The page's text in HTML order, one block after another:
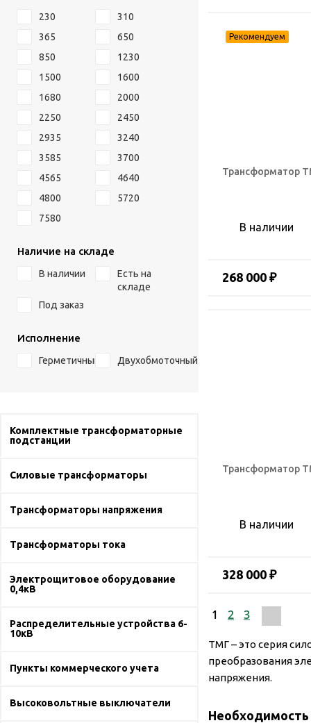
230
310
365
650
850
1230
1500
1600
1680
2000
2250
2450
2935
3240
3585
3700
4565
4640
4800
5720
7580
Наличие на складе
В наличии
Есть на
складе
Под заказ
Исполнение
Герметичный Двухобмоточный
Комплектные трансформаторные
подстанции
Силовые трансформаторы
Трансформаторы напряжения
Трансформаторы тока
Электрощитовое оборудование
0,4кВ
Распределительные устройства 6-
10кВ
Пункты коммерческого учета
Высоковольтные выключатели
Трансформатор
В наличии
268 000 ₽
Трансформатор
В наличии
328 000 ₽
1 2 3
ТМГ – это серия
преобразования
напряжения.